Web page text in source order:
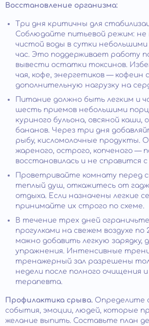
Восстановление организма:
Три дня критичны для
Соблюдайте питьевой режим: не
чистой воды в сутки
час. Это поддерживает работу
вывести остатки токсинов.
чая, кофе, энергетиков — кофеин
дополнительную нагрузку на
Питание должно быть легким и
шесть приемов небольшими
куриного бульона, овсяной
бананов. Через три дня
рыбу, кисломолочные продукты.
жареного, острого, копченого —
восстановилась и не справится
Проветривайте комнату перед
теплый душ, откажитесь от
отдыха. Если назначены легкие
принимайте их строго по схеме.
В течение трех дней
прогулками на свежем воздухе
можно добавить легкую зарядку,
упражнения. Интенсивные
тренажерный зал разрешены
недели после полного очищения
терапевта.
Профилактика срыва. Определите
события, эмоции, людей, которые
желание выпить. Составьте план